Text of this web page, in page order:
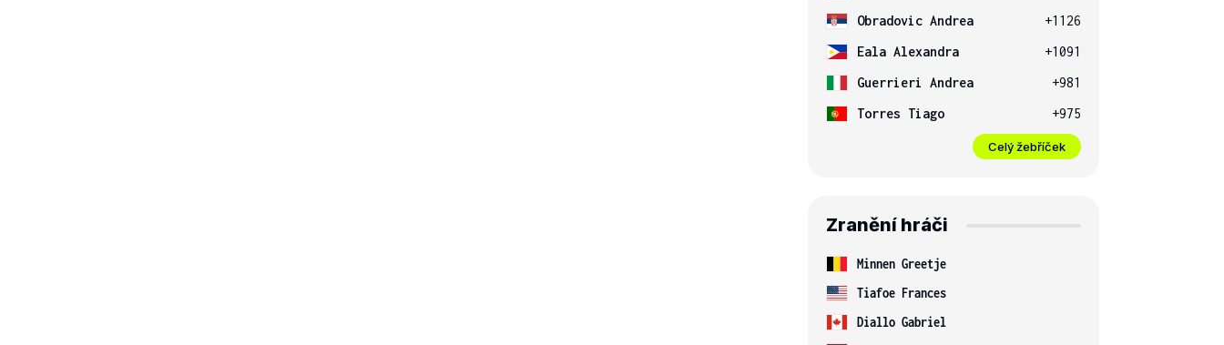
Obradovic Andrea
+1126
Eala Alexandra
+1091
Guerrieri Andrea
+981
Torres Tiago
+975
Celý žebříček
Zranění hráči
Minnen Greetje
Tiafoe Frances
Diallo Gabriel